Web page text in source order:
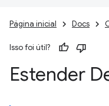
Página inicial Docs
Isso foi útil?
Estender